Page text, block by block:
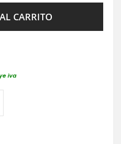
CARRITO
iva